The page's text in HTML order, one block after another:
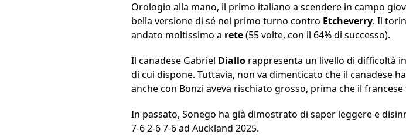
Orologio alla mano, il primo italiano a scendere in campo
bella versione di sé nel primo turno contro Etcheverry. Il
andato moltissimo a rete(55 volte, con il 64% di successo).
Il canadese Gabriel Diallo rappresenta un livello di difficoltà
di cui dispone. Tuttavia, non va dimenticato che il canadese
anche con Bonzi aveva rischiato grosso, prima che il
In passato, Sonego ha già dimostrato di saper leggere e
7-6 2-6 7-6 ad Auckland 2025.